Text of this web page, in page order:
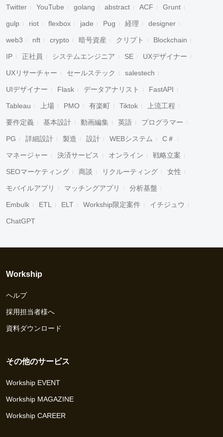
Twitter YouTube golang abstract ACF Grunt
gulp riot flexbox jade Pug 経理 designer
web3 nft crypto 暗号資産 クリプト Blockchain
IP 正社員 システムエンジニア SE UXデザイナー
UXリサーチャー セールステック salestech
UIデザイナー Flask データアナリスト FastAPI
Tableau 上場 PMO 有楽町 Tiktok 上流工程
要件定義 基本設計 動画編集 英語 プログラマー
PG 詳細設計 製造 設計 WEBシステム C＃
マネージャー 決済サービス オンライン 戦略立案
SEOマーケティング 商談 リクルーティング 女性
モバイルアプリ マッチングアプリ 分析基盤
Embulk ETL ELT Workship限定案件 イチジュウ
ChatGPT
Workship
ヘルプ
採用担当者様へ
資料ダウンロード
その他のサービス
Workship EVENT
Workship MAGAZINE
Workship CAREER